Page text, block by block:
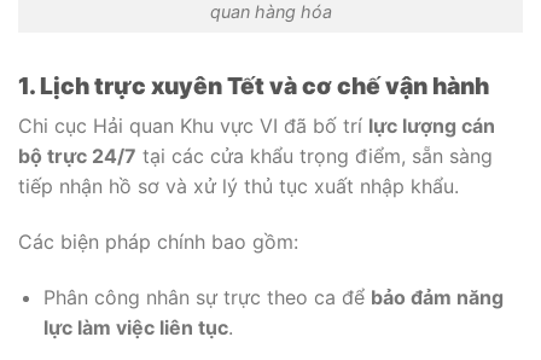
quan hàng hóa
1. Lịch trực xuyên Tết và cơ chế vận hành
Chi cục Hải quan Khu vực VI đã bố trí lực lượng cán
bộ trực 24/7 tại các cửa khẩu trọng điểm, sẵn sàng
tiếp nhận hồ sơ và xử lý thủ tục xuất nhập khẩu.
Các biện pháp chính bao gồm:
Phân công nhân sự trực theo ca để bảo đảm năng
lực làm việc liên tục.